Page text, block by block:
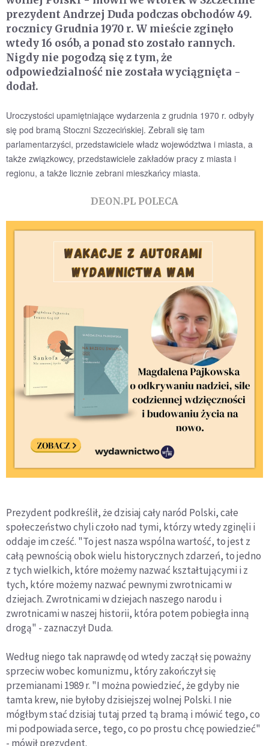
prezydent Andrzej Duda podczas obchodów 49.
rocznicy Grudnia 1970 r. W mieście zginęło
wtedy 16 osób, a ponad sto zostało rannych.
Nigdy nie pogodzą się z tym, że
odpowiedzialność nie została wyciągnięta -
dodał.
Uroczystości upamiętniające wydarzenia z grudnia 1970 r. odbyły
się pod bramą Stoczni Szczecińskiej. Zebrali się tam
parlamentarzyści, przedstawiciele władz województwa i miasta, a
także związkowcy, przedstawiciele zakładów pracy z miasta i
regionu, a także licznie zebrani mieszkańcy miasta.
DEON.PL POLECA
Prezydent podkreślił, że dzisiaj cały naród Polski, całe
społeczeństwo chyli czoło nad tymi, którzy wtedy zginęli i
oddaje im cześć. "To jest nasza wspólna wartość, to jest z
całą pewnością obok wielu historycznych zdarzeń, to jedno
z tych wielkich, które możemy nazwać kształtującymi i z
tych, które możemy nazwać pewnymi zwrotnicami w
dziejach. Zwrotnicami w dziejach naszego narodu i
zwrotnicami w naszej historii, która potem pobiegła inną
drogą" - zaznaczył Duda.
Według niego tak naprawdę od wtedy zaczął się poważny
sprzeciw wobec komunizmu, który zakończył się
przemianami 1989 r. "I można powiedzieć, że gdyby nie
tamta krew, nie byłoby dzisiejszej wolnej Polski. I nie
mógłbym stać dzisiaj tutaj przed tą bramą i mówić tego, co
mi podpowiada serce, tego, co po prostu chcę powiedzieć"
- mówił prezydent.